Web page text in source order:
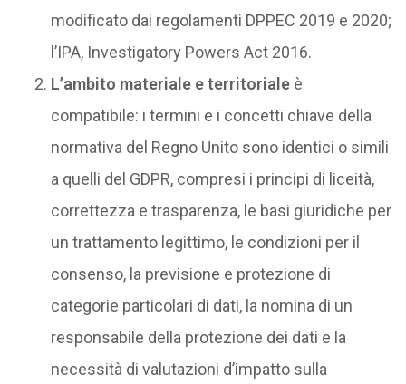
modificato dai regolamenti DPPEC 2019 e 2020;
l’IPA, Investigatory Powers Act 2016.
L’ambito materiale e territorialeè
compatibile: i termini e i concetti chiave della
normativa del Regno Unito sono identici o simili
a quelli del GDPR, compresi i principi di liceità,
correttezza e trasparenza, le basi giuridiche per
un trattamento legittimo, le condizioni per il
consenso, la previsione e protezione di
categorie particolari di dati, la nomina di un
responsabile della protezione dei dati e la
necessità di valutazioni d’impatto sulla